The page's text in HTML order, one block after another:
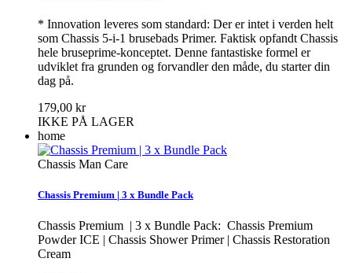
* Innovation leveres som standard: Der er intet i verden helt
som Chassis 5-i-1 brusebads Primer. Faktisk opfandt Chassis
hele bruseprime-konceptet. Denne fantastiske formel er
udviklet fra grunden og forvandler den måde, du starter din
dag på.
179,00 kr
IKKE PÅ LAGER
home
Chassis Man Care
Chassis Premium | 3 x Bundle Pack
Chassis Premium | 3 x Bundle Pack: Chassis Premium
Powder ICE | Chassis Shower Primer | Chassis Restoration
Cream